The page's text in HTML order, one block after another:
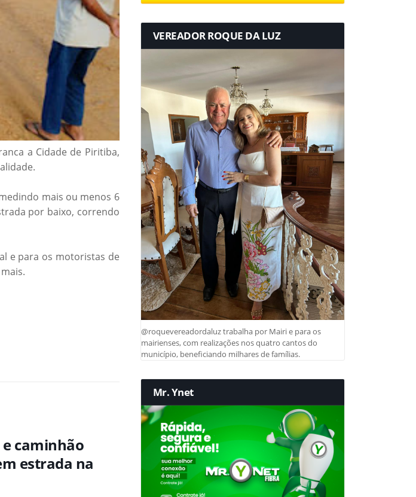
a Cidade de Piritiba,
mais ou menos 6
por baixo, correndo
e para os motoristas de
caminhão
estrada na
VEREADOR ROQUE DA LUZ
@roquevereadordaluz trabalha por Mairi e para os
mairienses, com realizações nos quatro cantos do
município, beneficiando milhares de famílias.
Mr. Ynet